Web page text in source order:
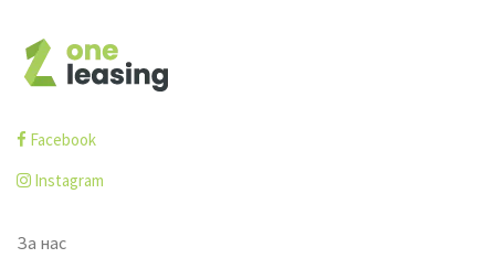
Facebook
Instagram
За нас